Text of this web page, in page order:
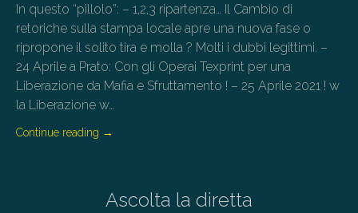
In questo “pillolo”: – 1,2,3 ripartenza… Il Cambio di
retoriche sulla stampa locale apre una nuova fase o
ripropone il solito tira e molla ? Molti i dubbi legittimi. –
24 Aprile a Prato: Con gli Operai Texprint per una
Liberazione da Mafia e Sfruttamento ! – 25 Aprile 2021 ! w
la Liberazione w…
Continue reading →
Ascolta la diretta